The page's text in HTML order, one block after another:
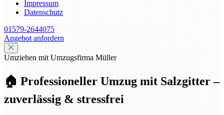
Impressum
Datenschutz
01579-2644075
Angebot anfordern
Umziehen mit Umzugsfirma Müller
🏠 Professioneller Umzug mit Salzgitter –
zuverlässig & stressfrei